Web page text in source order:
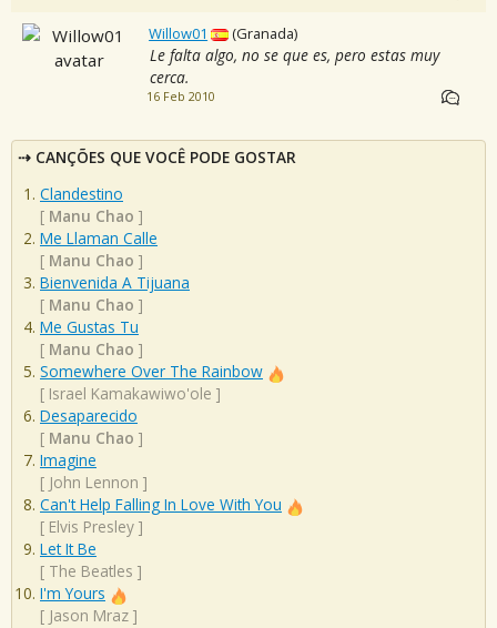
Willow01 (Granada)
Le falta algo, no se que es, pero estas muy
cerca.
16 Feb 2010
CANÇÕES QUE VOCÊ PODE GOSTAR
Clandestino
[ Manu Chao ]
Me Llaman Calle
[ Manu Chao ]
Bienvenida A Tijuana
[ Manu Chao ]
Me Gustas Tu
[ Manu Chao ]
Somewhere Over The Rainbow
[ Israel Kamakawiwo'ole ]
Desaparecido
[ Manu Chao ]
Imagine
[ John Lennon ]
Can't Help Falling In Love With You
[ Elvis Presley ]
Let It Be
[ The Beatles ]
I'm Yours
[ Jason Mraz ]